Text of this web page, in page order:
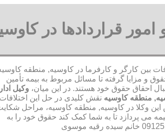
امور قراردادها در
بین کارگر و کارفرما در کاوسیه, منطقه
و مزایا گرفته تا مسائل مربوط به بیمه تأمین
احقاق حقوق خود هستند. در این میان، وکیل
منطقه کاوسیه نقش کلیدی در حل این اختلافات
وکلا در کاوسیه, منطقه کاوسیه، مراحل
می پردازد تا به شما کمک کند حقوق خود را به